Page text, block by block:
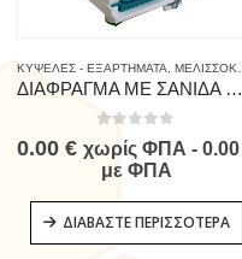
ΚΥΨΕΛΕΣ - ΕΞΑΡΤΗΜΑΤΑ ΜΕΛΙΣΣΟΚΟΜΙΚΟΣ ΕΞΟΠΛΙΣΜΟΣ
ΔΙΑΦΡΑΓΜΑ ΜΕ ΣΑΝΙΔΑ ΠΤΗΣΗΣ TECHNOSET
out of 5
0.00 € χωρίς ΦΠΑ - 0.00
με ΦΠΑ
ΔΙΑΒΆΣΤΕ ΠΕΡΙΣΣΌΤΕΡΑ